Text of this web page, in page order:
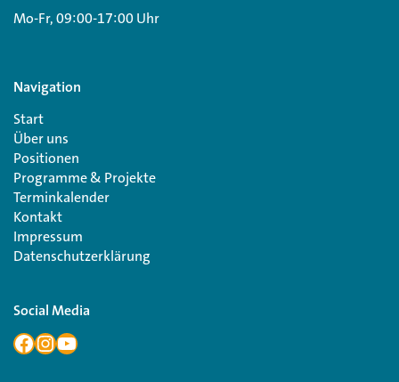
Mo-Fr, 09:00-17:00 Uhr
Navigation
Start
Über uns
Positionen
Programme & Projekte
Terminkalender
Kontakt
Impressum
Datenschutzerklärung
Social Media